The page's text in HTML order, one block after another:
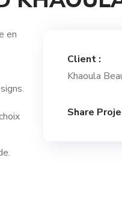
en
Client :
Khaoula
Share